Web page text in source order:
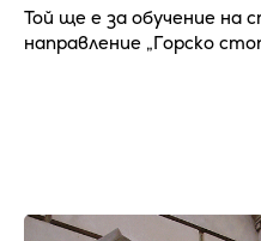
Той ще е за обучение на
направление „Горско